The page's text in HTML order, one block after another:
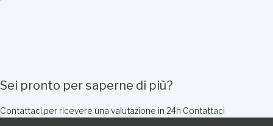
Sei pronto per saperne di più?
Contattaci per ricevere una valutazione in 24h Contattaci